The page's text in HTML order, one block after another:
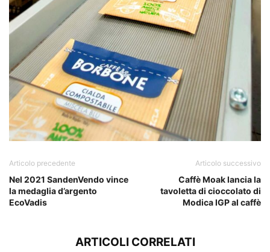
Articolo precedente
Nel 2021 SandenVendo vince
la medaglia d’argento
EcoVadis
Articolo successivo
Caffè Moak lancia la
tavoletta di cioccolato di
Modica IGP al caffè
ARTICOLI CORRELATI